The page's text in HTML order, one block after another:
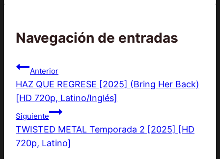
Navegación de entradas
Anterior
HAZ QUE REGRESE [2025] (Bring Her Back)
[HD 720p, Latino/Inglés]
Siguiente
TWISTED METAL Temporada 2 [2025] [HD
720p, Latino]